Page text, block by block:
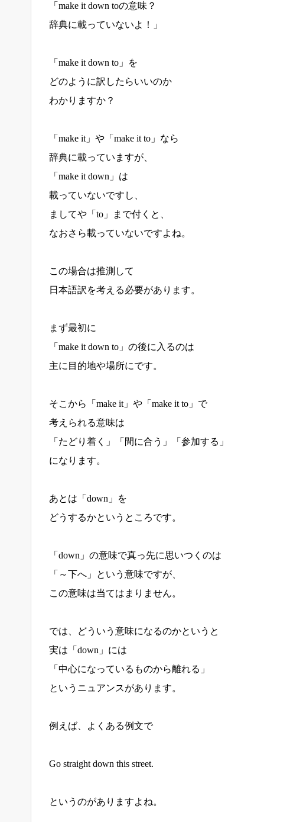
「make it down toの意味？
辞典に載っていないよ！」
「make it down to」を
どのように訳したらいいのか
わかりますか？
「make it」や「make it to」なら
辞典に載っていますが、
「make it down」は
載っていないですし、
ましてや「to」まで付くと、
なおさら載っていないですよね。
この場合は推測して
日本語訳を考える必要があります。
まず最初に
「make it down to」の後に入るのは
主に目的地や場所にです。
そこから「make it」や「make it to」で
考えられる意味は
「たどり着く」「間に合う」「参加する」
になります。
あとは「down」を
どうするかというところです。
「down」の意味で真っ先に思いつくのは
「～下へ」という意味ですが、
この意味は当てはまりません。
では、どういう意味になるのかというと
実は「down」には
「中心になっているものから離れる」
というニュアンスがあります。
例えば、よくある例文で
Go straight down this street.
というのがありますよね。